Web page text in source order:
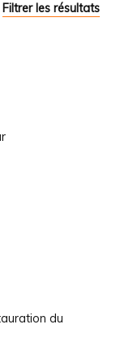
Filtrer les résultats
du